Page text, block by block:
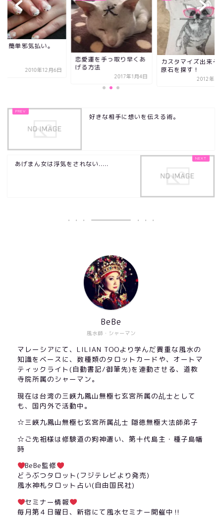
簡単邪気払い。
2010年12月6日
恋愛運を手っ取り早くあ
げる方法
2017年1月4日
カスタマイズ出来そ
原石を探す！
2012年3
好きな相手に想いを伝える術。
あげまん女は浮気をされない.....
風水師・シャーマン
BeBe
マレーシアにて、LILIAN TOOより学んだ貴重な風水の
知識をベースに、数種類のタロットカードや、オートマ
ティックライト(自動書記/御筆先)を連動させる、道教
寺院所属のシャーマン。
現在は台湾の三峽九鳳山無極七玄宮所属の乩士として
も、国内外で活動中。
☆三峽九鳳山無極七玄宮所属乩士 隠徳無極大法師弟子
☆ご先祖様は修験道の狗神遣い、第十代島主・種子島幡
時
BeBe監修
どうぶつタロット(フジテレビより発売)
風水神札タロット占い(自由国民社)
セミナー情報
毎月第４日曜日、新宿にて風水セミナー開催中‼︎